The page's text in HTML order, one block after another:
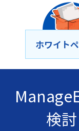
ホワイト
検